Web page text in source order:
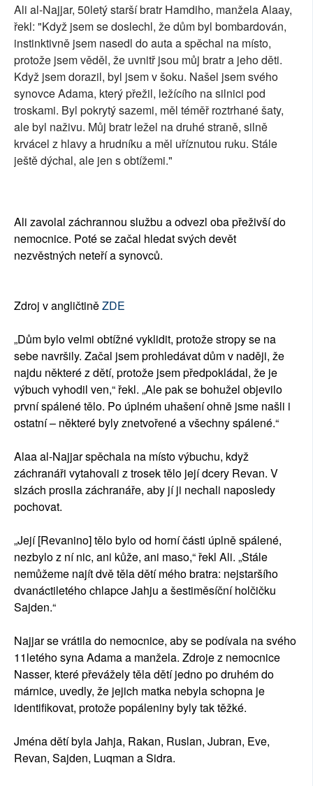
Ali al-Najjar, 50letý starší bratr Hamdiho, manžela Alaay,
řekl: "Když jsem se doslechl, že dům byl bombardován,
instinktivně jsem nasedl do auta a spěchal na místo,
protože jsem věděl, že uvnitř jsou můj bratr a jeho děti.
Když jsem dorazil, byl jsem v šoku. Našel jsem svého
synovce Adama, který přežil, ležícího na silnici pod
troskami. Byl pokrytý sazemi, měl téměř roztrhané šaty,
ale byl naživu. Můj bratr ležel na druhé straně, silně
krvácel z hlavy a hrudníku a měl uříznutou ruku. Stále
ještě dýchal, ale jen s obtížemi."
Ali zavolal záchrannou službu a odvezl oba přeživší do
nemocnice. Poté se začal hledat svých devět
nezvěstných neteří a synovců.
Zdroj v angličtiněZDE
„Dům bylo velmi obtížné vyklidit, protože stropy se na
sebe navršily. Začal jsem prohledávat dům v naději, že
najdu některé z dětí, protože jsem předpokládal, že je
výbuch vyhodil ven,“ řekl. „Ale pak se bohužel objevilo
první spálené tělo. Po úplném uhašení ohně jsme našli i
ostatní – některé byly znetvořené a všechny spálené.“
Alaa al-Najjar spěchala na místo výbuchu, když
záchranáři vytahovali z trosek tělo její dcery Revan. V
slzách prosila záchranáře, aby jí ji nechali naposledy
pochovat.
„Její [Revanino] tělo bylo od horní části úplně spálené,
nezbylo z ní nic, ani kůže, ani maso,“ řekl Ali. „Stále
nemůžeme najít dvě těla dětí mého bratra: nejstaršího
dvanáctiletého chlapce Jahju a šestiměsíční holčičku
Sajden.“
Najjar se vrátila do nemocnice, aby se podívala na svého
11letého syna Adama a manžela. Zdroje z nemocnice
Nasser, které převážely těla dětí jedno po druhém do
márnice, uvedly, že jejich matka nebyla schopna je
identifikovat, protože popáleniny byly tak těžké.
Jména dětí byla Jahja, Rakan, Ruslan, Jubran, Eve,
Revan, Sajden, Luqman a Sidra.